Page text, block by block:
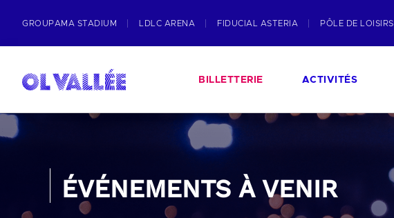
GROUPAMA STADIUM LDLC ARENA FIDUCIAL ASTERIA PÔLE DE LOISIRS
BILLETTERIE ACTIVITÉS
ÉVÉNEMENTS À VENIR